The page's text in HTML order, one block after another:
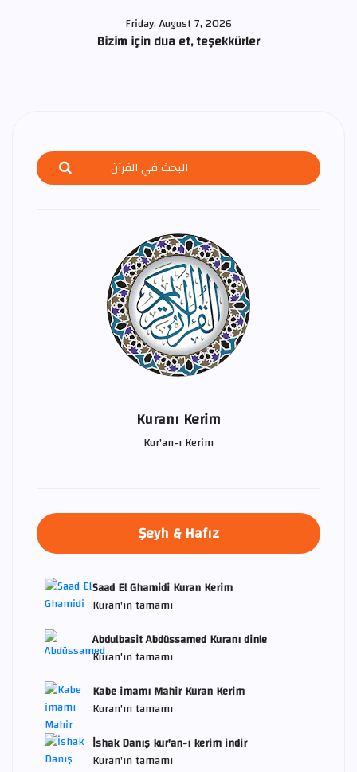
Friday, August 7, 2026
Bizim için dua et, teşekkürler
Kuranı Kerim
Kur'an-ı Kerim
Şeyh & Hafız
Saad El Ghamidi Kuran Kerim
Kuran'ın tamamı
Abdulbasit Abdüssamed Kuranı dinle
Kuran'ın tamamı
Kabe imamı Mahir Kuran Kerim
Kuran'ın tamamı
İshak Danış kur'an-ı kerim indir
Kuran'ın tamamı